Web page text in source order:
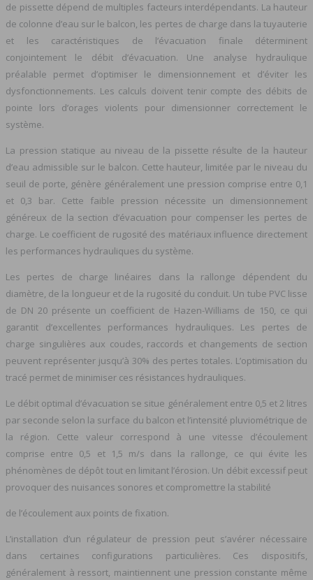
de pissette dépend de multiples facteurs interdépendants. La hauteur
de colonne d’eau sur le balcon, les pertes de charge dans la tuyauterie
et les caractéristiques de l’évacuation finale déterminent
conjointement le débit d’évacuation. Une analyse hydraulique
préalable permet d’optimiser le dimensionnement et d’éviter les
dysfonctionnements. Les calculs doivent tenir compte des débits de
pointe lors d’orages violents pour dimensionner correctement le
système.
La pression statique au niveau de la pissette résulte de la hauteur
d’eau admissible sur le balcon. Cette hauteur, limitée par le niveau du
seuil de porte, génère généralement une pression comprise entre 0,1
et 0,3 bar. Cette faible pression nécessite un dimensionnement
généreux de la section d’évacuation pour compenser les pertes de
charge. Le coefficient de rugosité des matériaux influence directement
les performances hydrauliques du système.
Les pertes de charge linéaires dans la rallonge dépendent du
diamètre, de la longueur et de la rugosité du conduit. Un tube PVC lisse
de DN 20 présente un coefficient de Hazen-Williams de 150, ce qui
garantit d’excellentes performances hydrauliques. Les pertes de
charge singulières aux coudes, raccords et changements de section
peuvent représenter jusqu’à 30% des pertes totales. L’optimisation du
tracé permet de minimiser ces résistances hydrauliques.
Le débit optimal d’évacuation se situe généralement entre 0,5 et 2 litres
par seconde selon la surface du balcon et l’intensité pluviométrique de
la région. Cette valeur correspond à une vitesse d’écoulement
comprise entre 0,5 et 1,5 m/s dans la rallonge, ce qui évite les
phénomènes de dépôt tout en limitant l’érosion. Un débit excessif peut
provoquer des nuisances sonores et compromettre la stabilité
de l’écoulement aux points de fixation.
L’installation d’un régulateur de pression peut s’avérer nécessaire
dans certaines configurations particulières. Ces dispositifs,
généralement à ressort, maintiennent une pression constante même